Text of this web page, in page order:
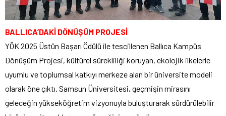
BALLICA’DAKİ DÖNÜŞÜM PROJESİ
YÖK 2025 Üstün Başarı Ödülü ile tescillenen Ballıca Kampüs
Dönüşüm Projesi, kültürel sürekliliği koruyan, ekolojik ilkelerle
uyumlu ve toplumsal katkıyı merkeze alan bir üniversite modeli
olarak öne çıktı. Samsun Üniversitesi, geçmişin mirasını
geleceğin yükseköğretim vizyonuyla buluşturarak sürdürülebilir